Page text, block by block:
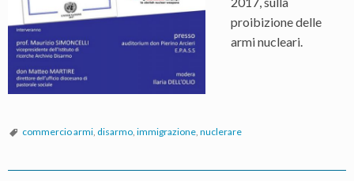
proibizione delle
armi nucleari.
commercio armi disarmo immigrazione nuclerare